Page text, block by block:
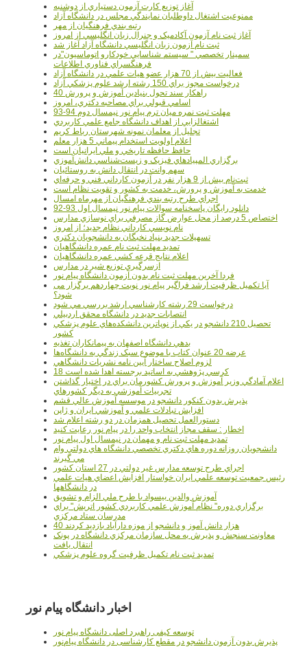
آغاز توزيع کارت آزمون دستياري از دوشنبه
ممنوعيت اشتغال داوطلبان نمايندگي مجلس در دانشگاه آزاد
رتبه بندي فرهنگيان از مهر
آغاز ثبت نام آزمون آکادميک و جنرال زبان انگليسي از امروز
ثبت نام آزمون زبان انگليسي دانشگاه آزاد آغاز شد
سمينار تخصصي " سيستم شناسايي خودکارو اتوماسيون"در
فرهنگسراي فناوري اطلاعات
فعاليت بيش از 70 هزار عضو هيات علمي در دانشگاه آزاد
درخواست مجوز براي 150 رشته ارشد علوم پزشکي آزاد
40 راهکار سند تحول بنيادين آموزش و پرورش
اسامي قبولي براي مصاحبه دکتري، امروز
مهلت ثبت نمره میان ترم پیام نور نیمسال دوم 94-93
اشتغالزايي از اهداف دانشگاه جامع علمي کاربردي
تجليل از معلمان نمونه شهرستان رباط کريم
اعلام اولويت استخدام پيماني 5 هزار معلم
حافظ حافظه تاريخي و ملي ايرانيان است
برگزاري المپيادهاي فيزيک و زيست‌شناسي دانش‌آموزي
سهم وانت در انتقال دانش به روستائيان
ثبت‌نام بيش از 9 هزار نفر در آزمون کارداني فني و حرفه‌اي
خدمت به آموزش و پرورش، خدمت به کشور و تقويت نظام است
اجراي طرح رتبه بندي فرهنگيان از مهرماه امسال
دانلود رایگان پاسخنامه سوالات پیام نور نیمسال اول 93-92
اختصاص 5 درصد از محل عوارض گاز مصرفي براي نوسازي مدارس
نام نويسي کارداني نظام جديد؛ از امروز
تسهيلات جديد بنياد نخبگان به دانشجويان دکتري
تمديد مهلت ثبت نام عمره دانشگاهيان
اعلام نتايج قرعه کشي عمره دانشگاهيان
ازسرگيري توزيع شير در مدارس
فردا آخرین مهلت ثبت نام بدون آزمون دانشگاه پیام نور
آیا تکمیل ظرفیت ارشد فراگیر پیام نور نوبت چهاردهم برگزار می
شود؟
درخواست 29 رشته کارشناسي ارشد بررسي مي شود
انتصابات جديد در دانشگاه محقق اردبيلي
تحصيل 210 دانشجو در يکي از نوپاترين دانشکده‌هاي علوم پزشکي
کشور
بدهي دانشگاه اصفهان به پيمانکاران تغذيه
عرضه 20 عنوان کتاب با موضوع سبک زندگي به دانشگاه‌ها
لزوم اصلاح ساختار آيين نامه نشريات دانشگاهي
18 کرسي پژوهشي به اساتيد برجسته اهدا شده است
اعلام آمادگي وزير آموزش و پرورش کشورمان براي در اختيار گذاشتن
تجربيات آموزشي به ديگر کشورهاي
پذيرش بدون کنکور دانشجو در موسسه آموزش عالي قشم
افزايش تبادلات علمي و آموزشي ايران و ژاپن
دستورالعمل تحصیل همزمان در دو رشته اعلام شد
اخطار : سقف مجاز انتخاب واحد را در پیام نور رعایت کنید
تمدید مهلت ثبت نام و مهمان در نیمسال اول پیام نور
دانشجويان روزانه دوره هاي دكتري تخصصي دانشگاه هاي دولتي وام
مي گيرند
اجراي طرح توسعه مدارس غير دولتي در 27 استان کشور
رئيس جمعيت توسعه علمي ايران خواستار افزايش اعضاي هيات علمي
در دانشگاهها
آموزش والدين بيسواد با طرح ملي الزام و تشويق
برگزاري دوره" نظام آموزش علمي كاربردي كشور اتريش" براي
مدرسان ستاد مرکزي
40 هزار دانش آموز و دانشجو از موزه دارآباد بازديد کردند
معاونت سنجش و پذيرش به محل سازمان مرکزي دانشگاه در پونک
انتقال يافت
تمديد ثبت نام تکميل ظرفيت گروه علوم پزشکي
اخبار دانشگاه پیام نور
توسعه کیفی راهبرد اصلی دانشگاه پیام نور
پذیرش بدون آزمون دانشجو در مقطع کارشناسی در دانشگاه پیام‌نور